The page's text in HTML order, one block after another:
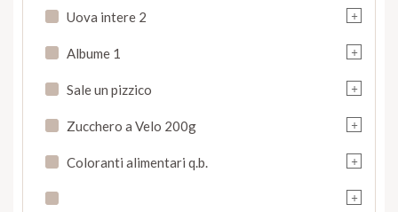
+
Uova intere 2
+
Albume 1
+
Sale un pizzico
+
Zucchero a Velo 200g
+
Coloranti alimentari q.b.
+